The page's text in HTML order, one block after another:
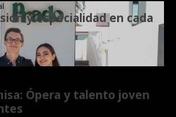
y especialidad en cada
Ópera y talento joven